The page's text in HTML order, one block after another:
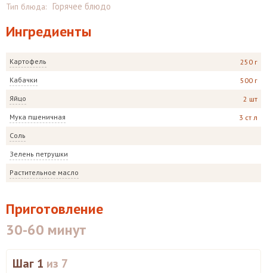
Ингредиенты
Картофель 250 г
Кабачки 500 г
Яйцо 2 шт
Мука пшеничная 3 ст л
Соль
Зелень петрушки
Растительное масло
Тип блюда: Горячее блюдо
Приготовление
30-60 минут
Шаг 1 из 7